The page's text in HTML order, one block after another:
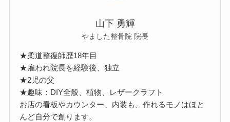
山下 勇輝
やました整骨院 院長
★柔道整復師歴18年目
★雇われ院長を経験後、独立
★2児の父
★趣味：DIY全般、植物、レザークラフト
お店の看板やカウンター、内装も、作れるモノはほと
んど自分で創ります。